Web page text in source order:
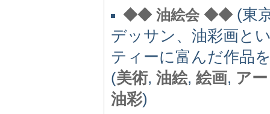
◆◆ 油絵会 ◆◆ (東
デッサン、油彩画と
ティーに富んだ作品
(美術, 油絵, 絵画, ア
油彩)